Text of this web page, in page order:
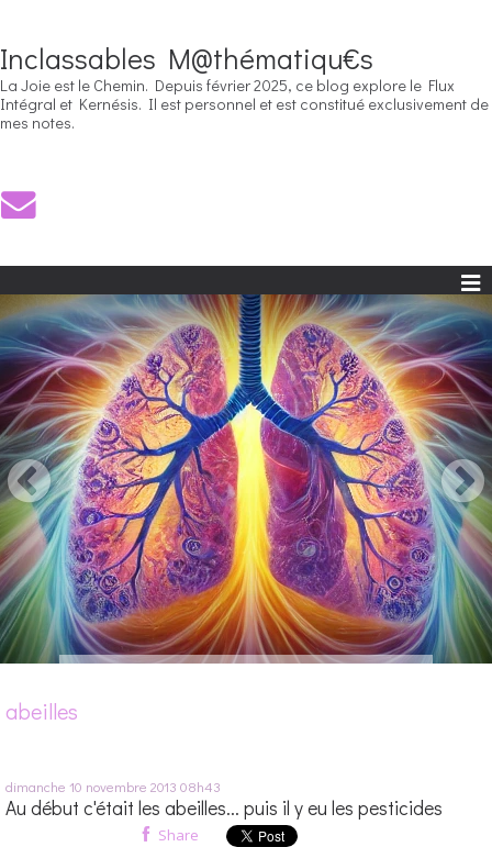
Inclassables M@thématiqu€s
La Joie est le Chemin. Depuis février 2025, ce blog explore le Flux
Intégral et Kernésis. Il est personnel et est constitué exclusivement de
mes notes.
abeilles
dimanche 10 novembre 2013 08h43
Au début c'était les abeilles... puis il y eu les pesticides
Share